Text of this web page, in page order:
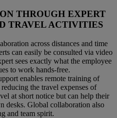
THROUGH EXPERT
TRAVEL ACTIVITIES
across distances and time
can easily be consulted via video
sees exactly what the employee
to work hands-free.
enables remote training of
the travel expenses of
at short notice but can help their
desks. Global collaboration also
and team spirit.